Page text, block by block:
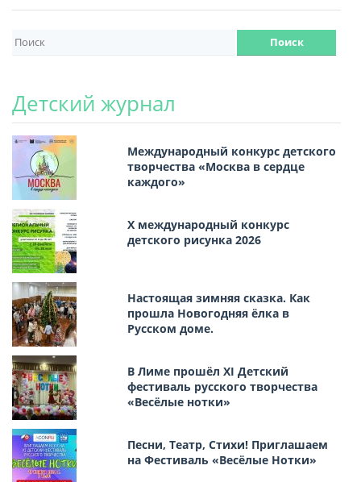
Детский журнал
Международный конкурс детского
творчества «Москва в сердце
каждого»
Х международный конкурс
детского рисунка 2026
Настоящая зимняя сказка. Как
прошла Новогодняя ёлка в
Русском доме.
В Лиме прошёл XI Детский
фестиваль русского творчества
«Весёлые нотки»
Песни, Театр, Стихи! Приглашаем
на Фестиваль «Весёлые Нотки»